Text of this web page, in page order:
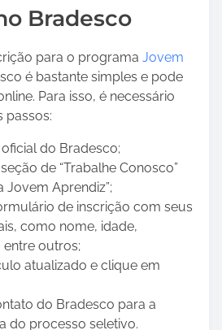
Bradesco
para o programa Jovem
é bastante simples e pode
Para isso, é necessário
passos:
do Bradesco;
de “Trabalhe Conosco”
Jovem Aprendiz”;
de inscrição com seus
como nome, idade,
outros;
atualizado e clique em
do Bradesco para a
do processo seletivo.